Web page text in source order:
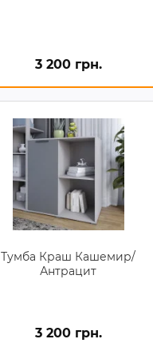
3 200 грн.
Тумба Краш Кашемир/
Антрацит
3 200 грн.